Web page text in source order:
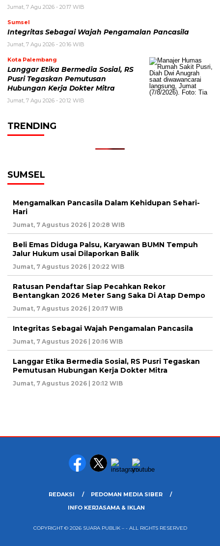
Jumat, 7 Agu 2026 - 20:17 WIB
Sumsel
Integritas Sebagai Wajah Pengamalan Pancasila
Jumat, 7 Agu 2026 - 20:16 WIB
Kota Palembang
Langgar Etika Bermedia Sosial, RS
Pusri Tegaskan Pemutusan
Hubungan Kerja Dokter Mitra
Jumat, 7 Agu 2026 - 20:12 WIB
TRENDING
SUMSEL
Mengamalkan Pancasila Dalam Kehidupan Sehari-
Hari
Jumat, 7 Agustus 2026 | 20:28 WIB
Beli Emas Diduga Palsu, Karyawan BUMN Tempuh
Jalur Hukum usai Dilaporkan Balik
Jumat, 7 Agustus 2026 | 20:22 WIB
Ratusan Pendaftar Siap Pecahkan Rekor
Bentangkan 2026 Meter Sang Saka Di Atap Dempo
Jumat, 7 Agustus 2026 | 20:17 WIB
Integritas Sebagai Wajah Pengamalan Pancasila
Jumat, 7 Agustus 2026 | 20:16 WIB
Langgar Etika Bermedia Sosial, RS Pusri Tegaskan
Pemutusan Hubungan Kerja Dokter Mitra
Jumat, 7 Agustus 2026 | 20:12 WIB
REDAKSI
PEDOMAN MEDIA SIBER
INFO KERJASAMA & IKLAN
COPYRIGHT © 2026 SUARA PUBLIK – - ALL RIGHTS RESERVED